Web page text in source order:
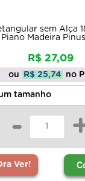
sem Alça
Piano Madeira
R$ 27,09
ou R$ 25,74 no
-
Ver!